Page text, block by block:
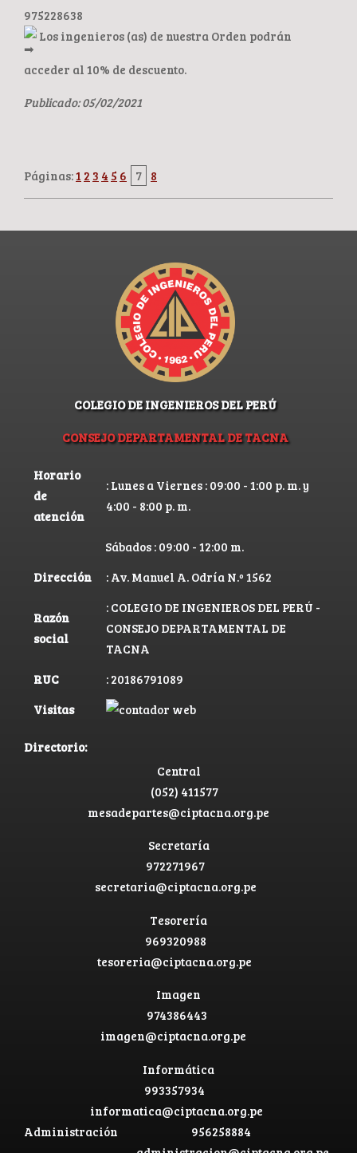
975228638
Los ingenieros (as) de nuestra Orden podrán
acceder al 10% de descuento.
Publicado: 05/02/2021
Páginas:1 2 3 4 5 6 7 8
COLEGIO DE INGENIEROS DEL PERÚ
CONSEJO DEPARTAMENTAL DE TACNA
Horario
de
atención
: Lunes a Viernes : 09:00 - 1:00 p. m. y
4:00 - 8:00 p. m.
Sábados : 09:00 - 12:00 m.
Dirección
: Av. Manuel A. Odría N.º 1562
Razón
social
: COLEGIO DE INGENIEROS DEL PERÚ -
CONSEJO DEPARTAMENTAL DE
TACNA
RUC
: 20186791089
Visitas
Directorio:
Central
(052) 411577
mesadepartes@ciptacna.org.pe
Secretaría
972271967
secretaria@ciptacna.org.pe
Tesorería
969320988
tesoreria@ciptacna.org.pe
Imagen
974386443
imagen@ciptacna.org.pe
Informática
993357934
informatica@ciptacna.org.pe
Administración
956258884